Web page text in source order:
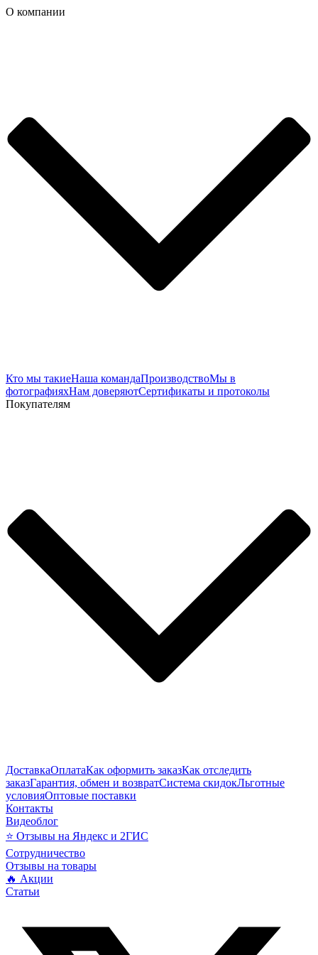
О компании
Кто мы такиеНаша командаПроизводствоМы в
фотографияхНам доверяютСертификаты и протоколы
Покупателям
ДоставкаОплатаКак оформить заказКак отследить
заказГарантия, обмен и возвратСистема скидокЛьготные
условияОптовые поставки
Контакты
Видеоблог
⭐ Отзывы на Яндекс и 2ГИС
Сотрудничество
Отзывы на товары
🔥 Акции
Статьи